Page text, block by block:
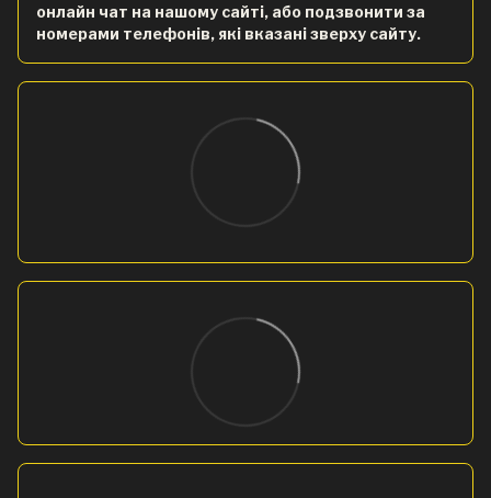
онлайн чат на нашому сайті, або подзвонити за
номерами телефонів, які вказані зверху сайту.